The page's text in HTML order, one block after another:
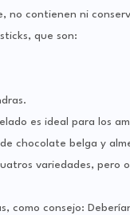
no contienen ni
que son:
es ideal para los
chocolate belga y
variedades, pero
como consejo: